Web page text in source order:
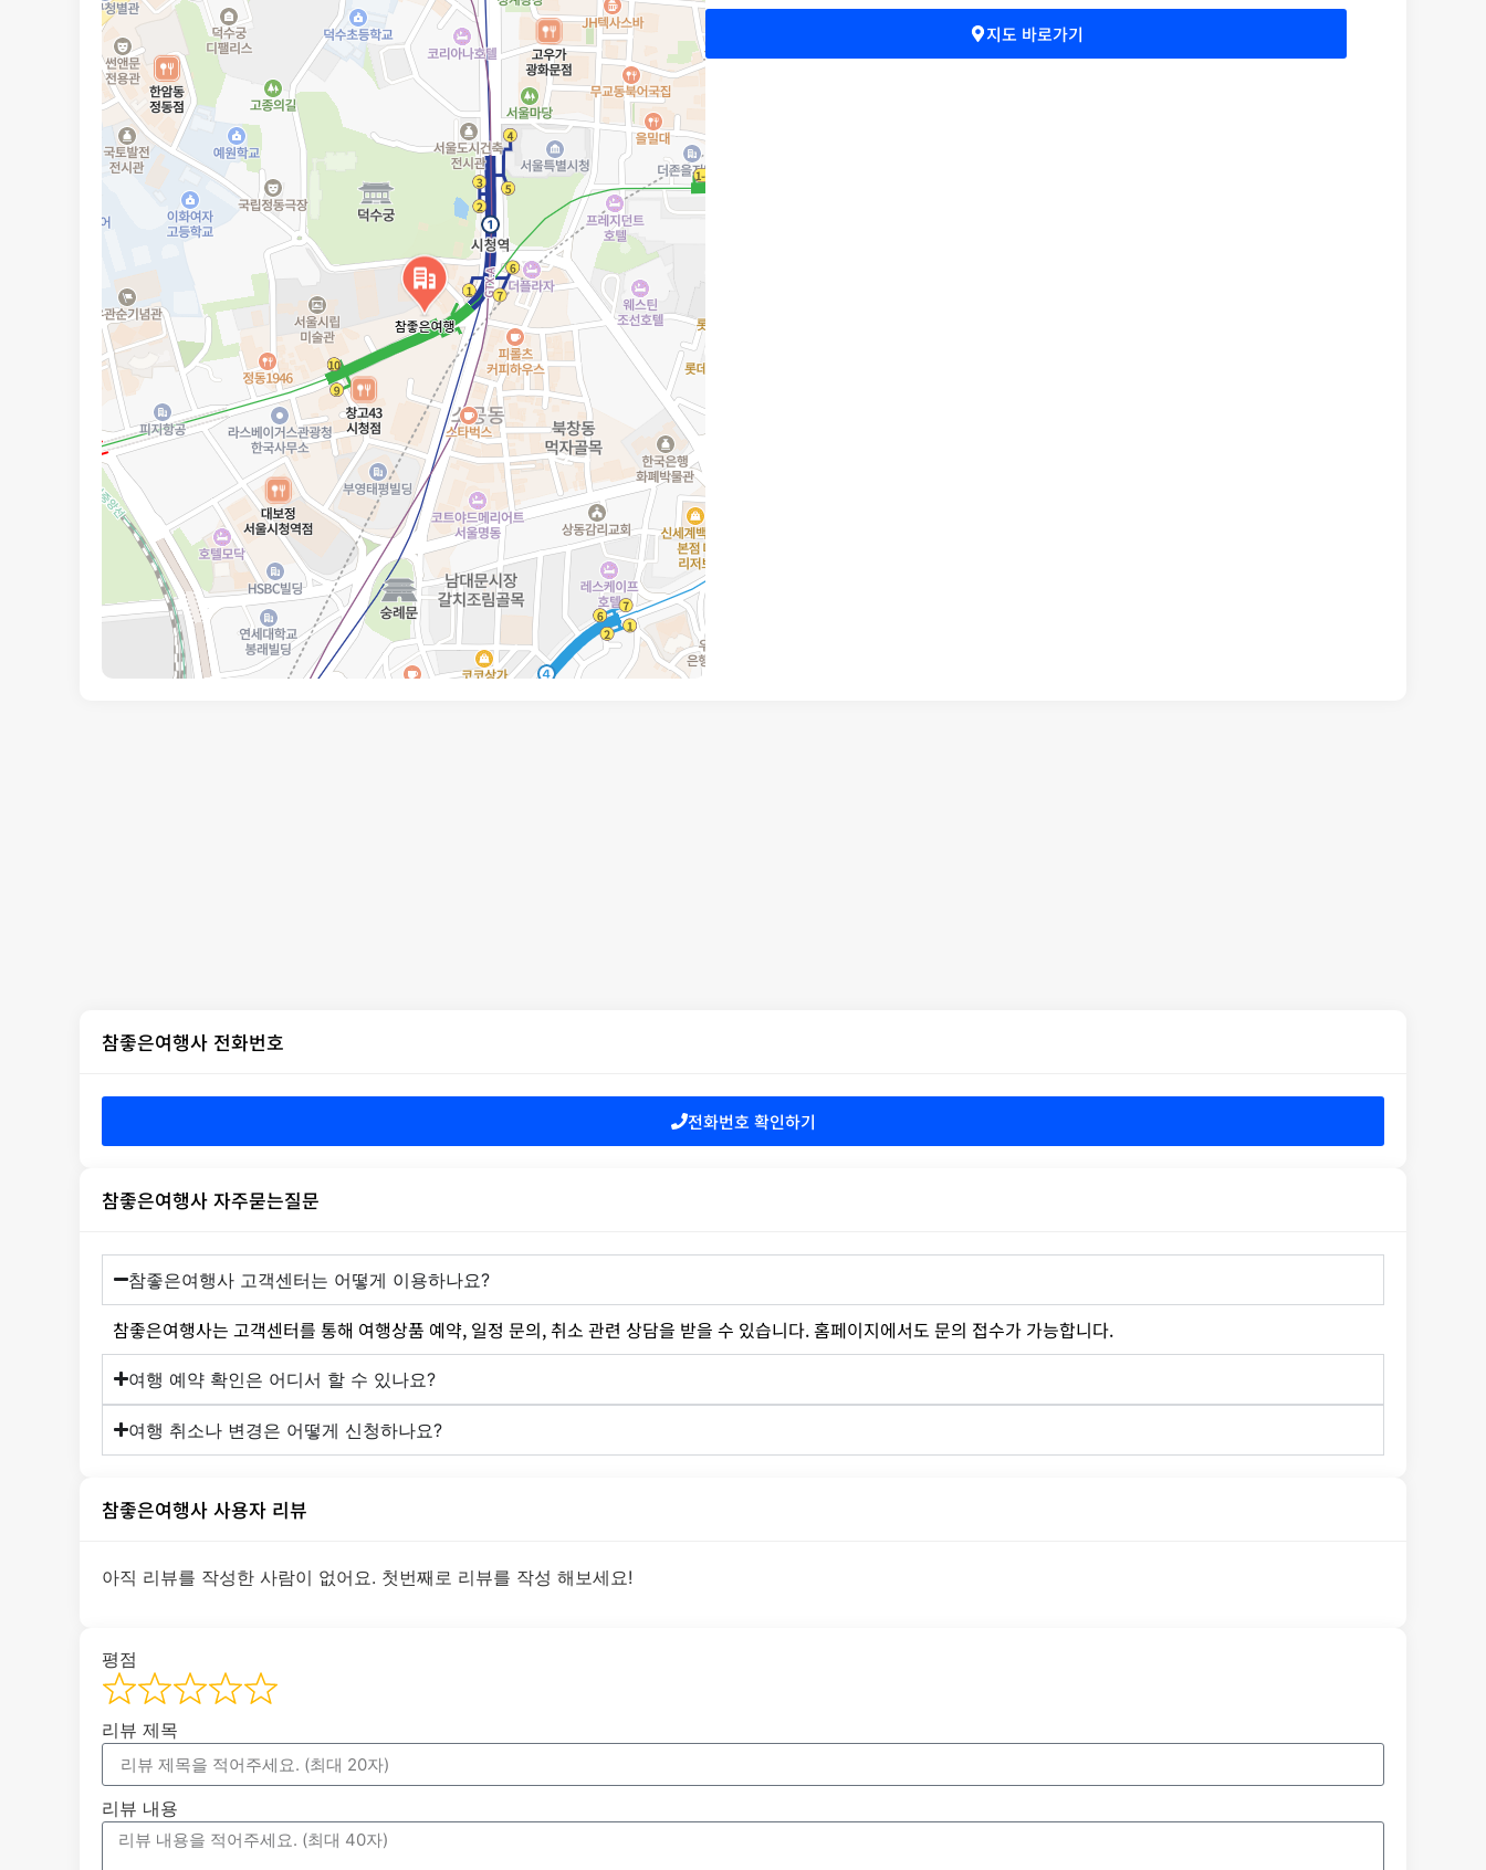
지도 바로가기
참좋은여행사 전화번호
전화번호 확인하기
참좋은여행사 자주묻는질문
참좋은여행사 고객센터는 어떻게 이용하나요?
참좋은여행사는 고객센터를 통해 여행상품 예약, 일정 문의, 취소 관련 상담을 받을 수 있습니다. 홈페이지에서도 문의 접수가 가능합니다.
여행 예약 확인은 어디서 할 수 있나요?
여행 취소나 변경은 어떻게 신청하나요?
참좋은여행사 사용자 리뷰
아직 리뷰를 작성한 사람이 없어요. 첫번째로 리뷰를 작성 해보세요!
평점
리뷰 제목
리뷰 내용